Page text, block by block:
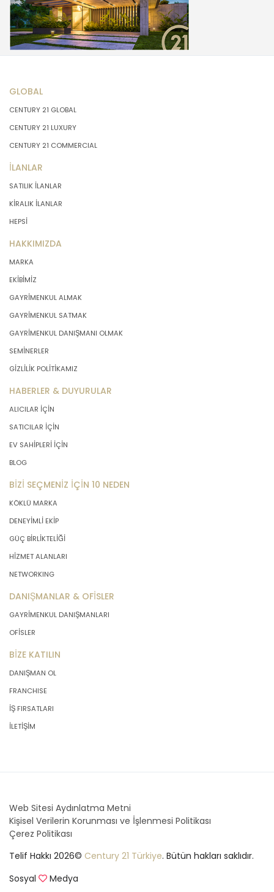
GLOBAL
CENTURY 21 GLOBAL
CENTURY 21 LUXURY
CENTURY 21 COMMERCIAL
İLANLAR
SATILIK İLANLAR
KİRALIK İLANLAR
HEPSİ
HAKKIMIZDA
MARKA
EKİBİMİZ
GAYRİMENKUL ALMAK
GAYRİMENKUL SATMAK
GAYRİMENKUL DANIŞMANI OLMAK
SEMİNERLER
GİZLİLİK POLİTİKAMIZ
HABERLER & DUYURULAR
ALICILAR İÇİN
SATICILAR İÇİN
EV SAHİPLERİ İÇİN
BLOG
BİZİ SEÇMENİZ İÇİN 10 NEDEN
KÖKLÜ MARKA
DENEYİMLİ EKİP
GÜÇ BİRLİKTELİĞİ
HİZMET ALANLARI
NETWORKING
DANIŞMANLAR & OFİSLER
GAYRİMENKUL DANIŞMANLARI
OFİSLER
BİZE KATILIN
DANIŞMAN OL
FRANCHISE
İŞ FIRSATLARI
İLETİŞİM
Web Sitesi Aydınlatma Metni
Kişisel Verilerin Korunması ve İşlenmesi Politikası
Çerez Politikası
Telif Hakkı 2026© Century 21 Türkiye. Bütün hakları saklıdır.
Sosyal
Medya